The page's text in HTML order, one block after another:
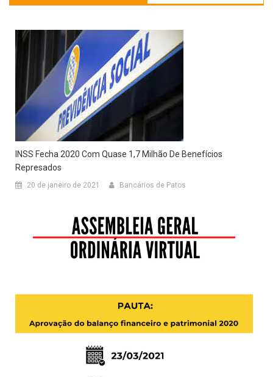
INSS Fecha 2020 Com Quase 1,7 Milhão De Benefícios
Represados
20 de janeiro de 2021 Bancários de Patos